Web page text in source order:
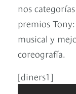
nos
premios
musical y
coreografía.
[diners1]